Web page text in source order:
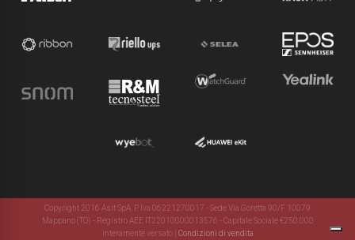
Copyright 2016 Asit SpA. P. Iva 06221270017 - Sede Via Goretta 90/F 10079
Mappano (TO) - Registro AEE IT22010000013576 - Capitale Sociale €250.000
interamente versato
Condizioni di vendita